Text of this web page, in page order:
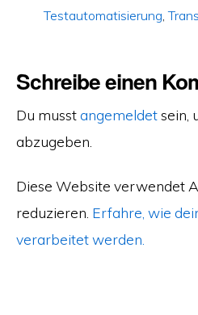
Testautomatisierung ,
Schreibe einen
Du musstangemeldetsein,
abzugeben.
Diese Website verwendet
reduzieren. Erfahre, wie
verarbeitet werden.